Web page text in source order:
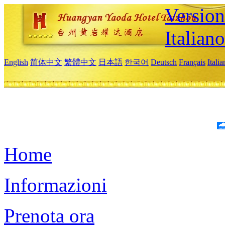
Italiano
English 简体中文 繁體中文 日本語 한국어 Deutsch Français
Home
Informazioni
Prenota ora